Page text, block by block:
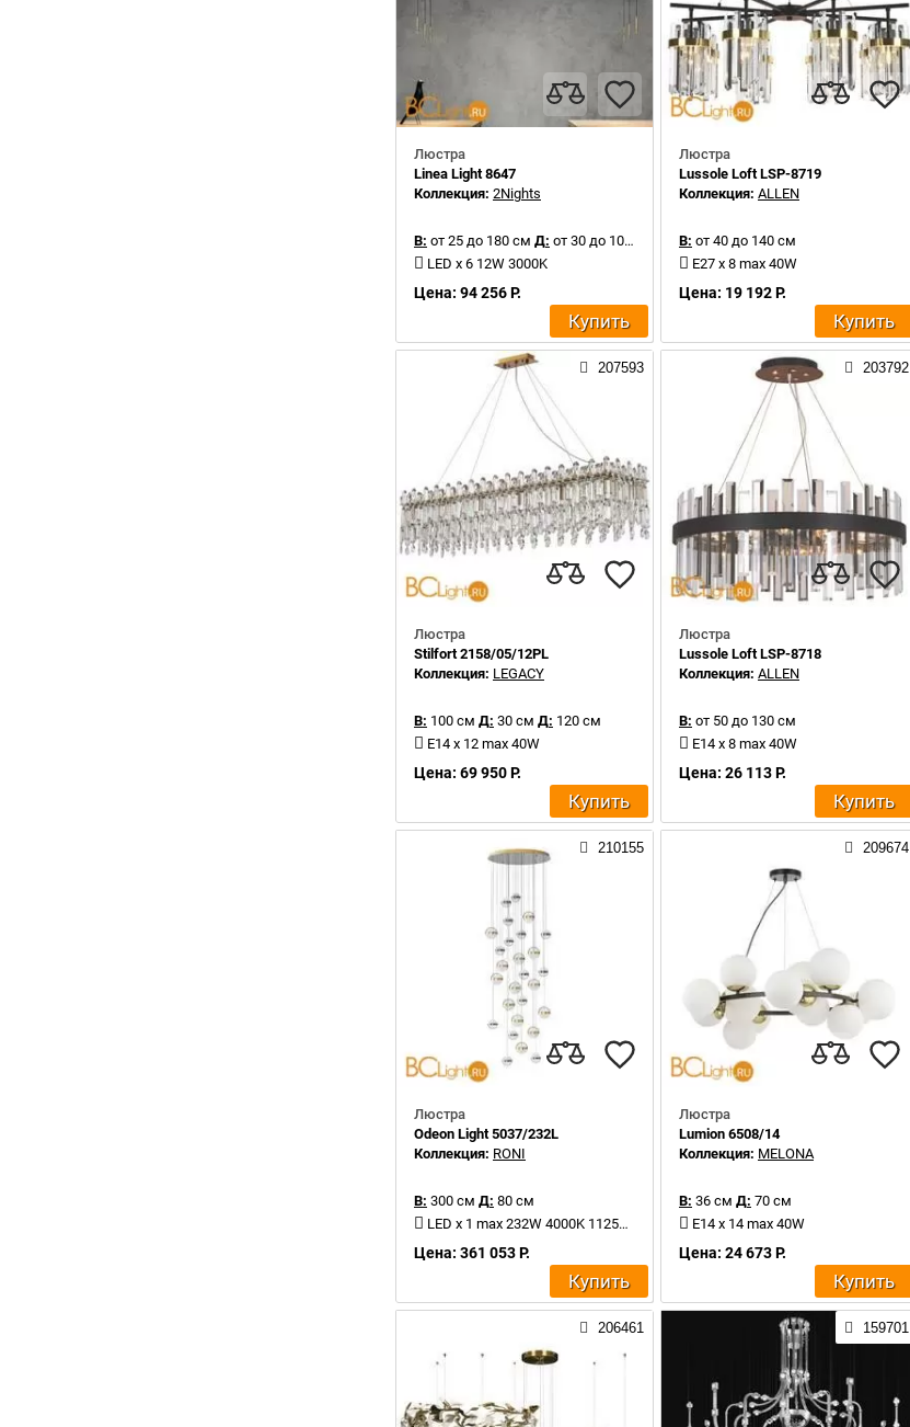
Люстра
Linea Light 8647
Коллекция: 2Nights
В: от 25 до 180 см Д: от 30 до 100 см
LED x 6 12W 3000K
Цена: 94 256 Р.
Купить
Люстра
Lussole Loft LSP-8719
Коллекция: ALLEN
В: от 40 до 140 см
E27 x 8 max 40W
Цена: 19 192 Р.
Купить
207593
Люстра
Stilfort 2158/05/12PL
Коллекция: LEGACY
В: 100 см Д: 30 см Д: 120 см
E14 x 12 max 40W
Цена: 69 950 Р.
Купить
203792
Люстра
Lussole Loft LSP-8718
Коллекция: ALLEN
В: от 50 до 130 см
E14 x 8 max 40W
Цена: 26 113 Р.
Купить
210155
Люстра
Odeon Light 5037/232L
Коллекция: RONI
В: 300 см Д: 80 см
LED x 1 max 232W 4000K 11250Lm
Цена: 361 053 Р.
Купить
209674
Люстра
Lumion 6508/14
Коллекция: MELONA
В: 36 см Д: 70 см
E14 x 14 max 40W
Цена: 24 673 Р.
Купить
206461 159701